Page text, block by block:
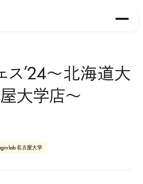
早稲田店
東北大学店
名古屋大学店
ス’24〜北海道大
大学店〜
lab 名古屋大学